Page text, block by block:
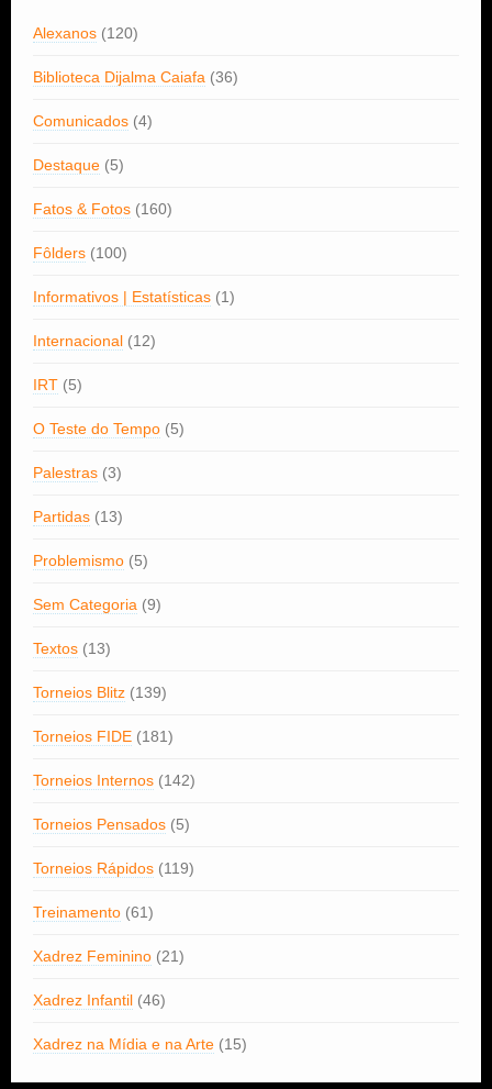
Alexanos (120)
Biblioteca Dijalma Caiafa (36)
Comunicados (4)
Destaque (5)
Fatos & Fotos (160)
Fôlders (100)
Informativos | Estatísticas (1)
Internacional (12)
IRT (5)
O Teste do Tempo (5)
Palestras (3)
Partidas (13)
Problemismo (5)
Sem Categoria (9)
Textos (13)
Torneios Blitz (139)
Torneios FIDE (181)
Torneios Internos (142)
Torneios Pensados (5)
Torneios Rápidos (119)
Treinamento (61)
Xadrez Feminino (21)
Xadrez Infantil (46)
Xadrez na Mídia e na Arte (15)